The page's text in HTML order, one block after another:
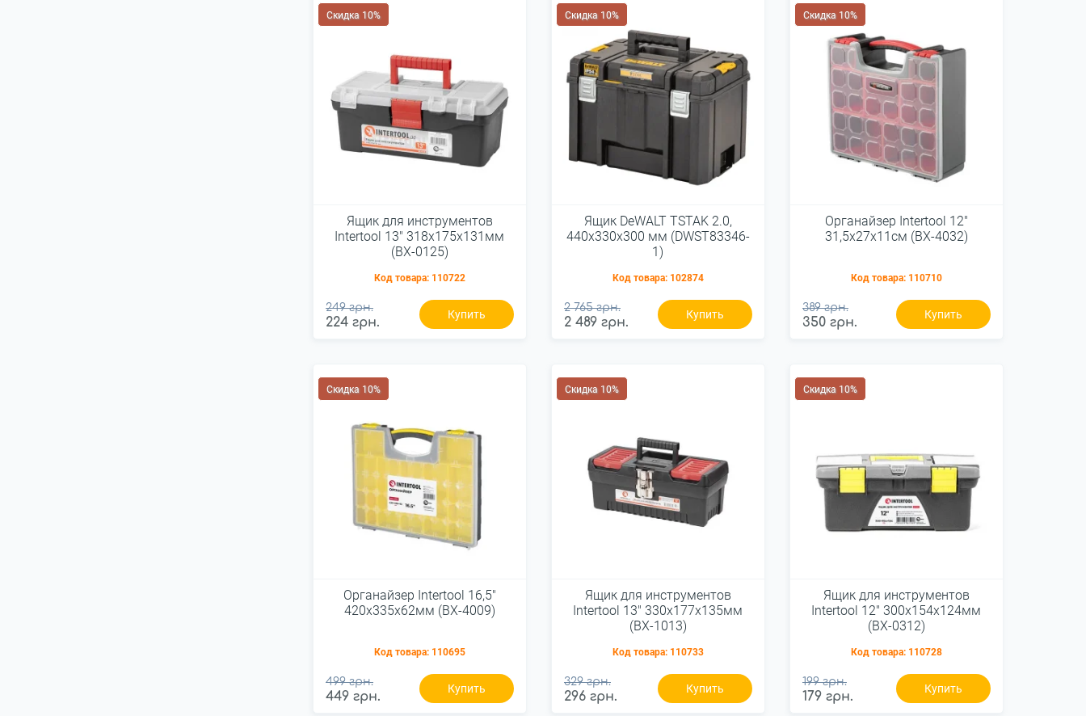
Скидка 10%
Ящик для инструментов
Intertool 13" 318х175х131мм
(BX-0125)
Код товара: 110722
249 грн.
224 грн.
Купить
Скидка 10%
Ящик DeWALT TSTAK 2.0,
440x330x300 мм (DWST83346-
1)
Код товара: 102874
2 765 грн.
2 489 грн.
Купить
Скидка 10%
Органайзер Intertool 12"
31,5х27х11см (BX-4032)
Код товара: 110710
389 грн.
350 грн.
Купить
Скидка 10%
Органайзер Intertool 16,5"
420х335х62мм (BX-4009)
Код товара: 110695
499 грн.
449 грн.
Купить
Скидка 10%
Ящик для инструментов
Intertool 13" 330х177х135мм
(BX-1013)
Код товара: 110733
329 грн.
296 грн.
Купить
Скидка 10%
Ящик для инструментов
Intertool 12" 300х154х124мм
(BX-0312)
Код товара: 110728
199 грн.
179 грн.
Купить